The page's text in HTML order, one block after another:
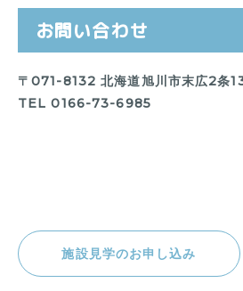
お問い合わせ
〒071-8132 北海道旭川市末広2条
TEL 0166-73-6985
施設見学のお申し込み